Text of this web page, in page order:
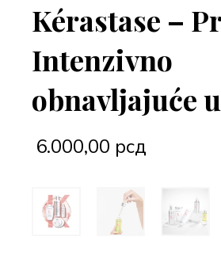
Kérastase –
Intenzivno
obnavljajuće
6.000,00 рсд